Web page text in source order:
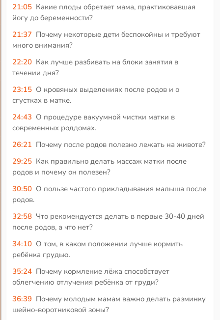
21:05 Какие плоды обретает мама, практиковавшая
йогу до беременности?
21:37 Почему некоторые дети беспокойны и требуют
много внимания?
22:20 Как лучше разбивать на блоки занятия в
течении дня?
23:15 О кровяных выделениях после родов и о
сгустках в матке.
24:43 О процедуре вакуумной чистки матки в
современных роддомах.
26:21 Почему после родов полезно лежать на животе?
29:25 Как правильно делать массаж матки после
родов и почему он полезен?
30:50 О пользе частого прикладывания малыша после
родов.
32:58 Что рекомендуется делать в первые 30-40 дней
после родов, а что нет?
34:10 О том, в каком положении лучше кормить
ребёнка грудью.
35:24 Почему кормление лёжа способствует
облегчению отлучения ребёнка от груди?
36:39 Почему молодым мамам важно делать разминку
шейно-воротниковой зоны?